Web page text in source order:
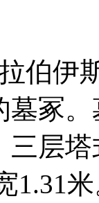
伯伊
墓冢
三层
1.31